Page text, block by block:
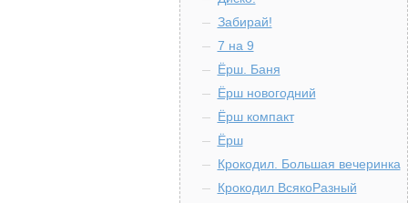
Забирай!
7 на 9
Ёрш. Баня
Ёрш новогодний
Ёрш компакт
Ёрш
Крокодил. Большая вечеринка
Крокодил ВсякоРазный